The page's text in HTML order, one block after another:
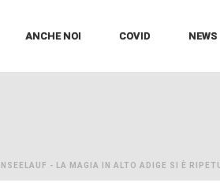
ANCHE NOI COVID NEWS
- LA MAGIA IN ALTO ADIGE SI È